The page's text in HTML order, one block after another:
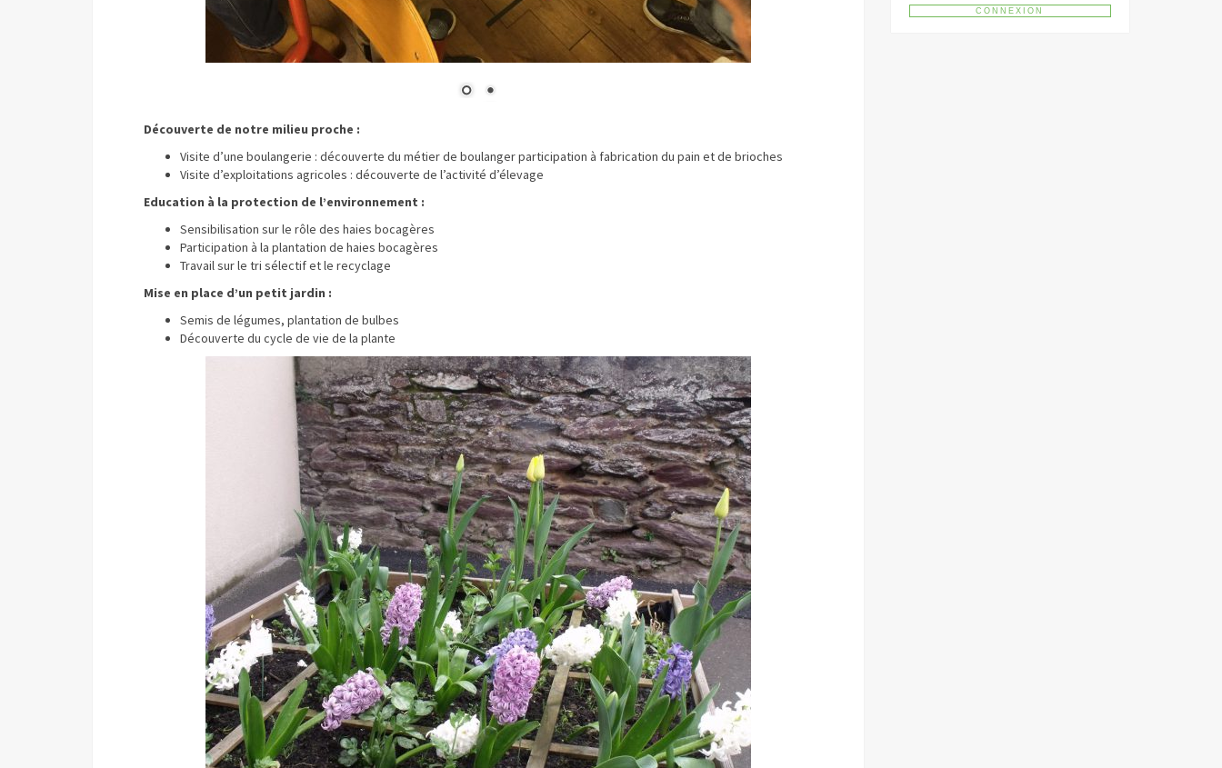
Découverte de notre milieu proche :
Visite d’une boulangerie : découverte du métier de boulanger participation à fabrication du pain et de brioches
Visite d’exploitations agricoles : découverte de l’activité d’élevage
Education à la protection de l’environnement :
Sensibilisation sur le rôle des haies bocagères
Participation à la plantation de haies bocagères
Travail sur le tri sélectif et le recyclage
Mise en place d’un petit jardin :
Semis de légumes, plantation de bulbes
Découverte du cycle de vie de la plante